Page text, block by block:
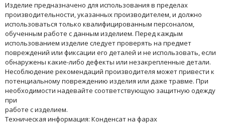
Изделие предназначено для использования в пределах
производительности, указанных производителем, и должно
использоваться только квалифицированным персоналом,
обученным работе с данным изделием. Перед каждым
использованием изделие следует проверять на предмет
повреждений или фиксации его деталей и не использовать, если
обнаружены какие-либо дефекты или незакрепленные детали.
Несоблюдение рекомендаций производителя может привести к
потенциальному повреждению изделия или даже травме. При
необходимости надевайте соответствующую защитную одежду
при
работе с изделием.
Техническая информация: Конденсат на фарах